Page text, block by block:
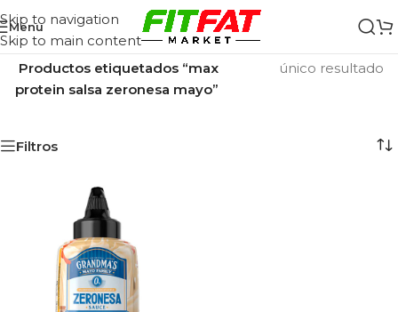
Skip to navigation
Skip to main content
Menu
Inicio/
Productos etiquetados “max
protein salsa zeronesa mayo”
único resultado
Filtros